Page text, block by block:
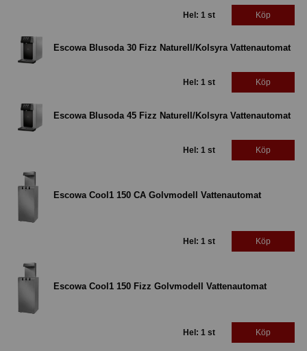
Hel: 1 st Köp
Escowa Blusoda 30 Fizz Naturell/Kolsyra Vattenautomat
Hel: 1 st Köp
Escowa Blusoda 45 Fizz Naturell/Kolsyra Vattenautomat
Hel: 1 st Köp
Escowa Cool1 150 CA Golvmodell Vattenautomat
Hel: 1 st Köp
Escowa Cool1 150 Fizz Golvmodell Vattenautomat
Hel: 1 st Köp